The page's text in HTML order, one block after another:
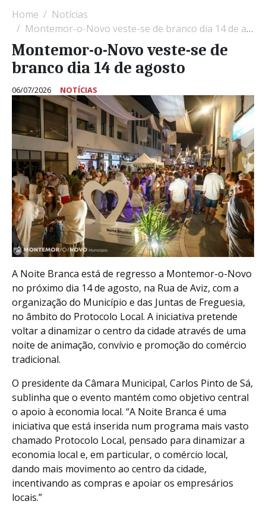
Home
Notícias
Montemor-o-Novo veste-se de branco dia 14 de agosto
Montemor-o-Novo veste-se de
branco dia 14 de agosto
06/07/2026 NOTÍCIAS
A Noite Branca está de regresso a Montemor-o-Novo
no próximo dia 14 de agosto, na Rua de Aviz, com a
organização do Município e das Juntas de Freguesia,
no âmbito do Protocolo Local. A iniciativa pretende
voltar a dinamizar o centro da cidade através de uma
noite de animação, convívio e promoção do comércio
tradicional.
O presidente da Câmara Municipal, Carlos Pinto de Sá,
sublinha que o evento mantém como objetivo central
o apoio à economia local. “A Noite Branca é uma
iniciativa que está inserida num programa mais vasto
chamado Protocolo Local, pensado para dinamizar a
economia local e, em particular, o comércio local,
dando mais movimento ao centro da cidade,
incentivando as compras e apoiar os empresários
locais.”